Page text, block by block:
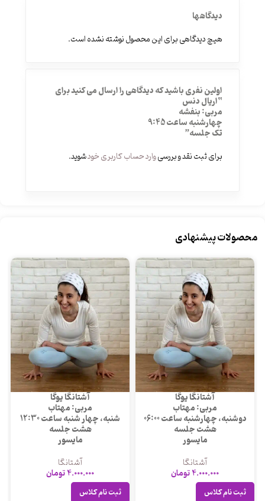
دیدگاهها
هیچ دیدگاهی برای این محصول نوشته نشده است.
اولین نفری باشید که دیدگاهی را ارسال می کنید برای
“اریال دنس
مربی: بنفشه
چهارشنبه ساعت 9:45
تک جلسه”
برای ثبت نقد و بررسیوارد حساب کاربری خودشوید.
محصولات پیشنهادی
آشتانگا یوگا
مربی: مهتاب
دوشنبه، چهارشنبه ساعت 06:00
هشت جلسه
مایسور
آشتانگا
4.000.000تومان
ثبت نام کلاس
آشتانگا یوگا
مربی: مهتاب
شنبه، چهار شنبه ساعت 12:30
هشت جلسه
مایسور
آشتانگا
4.000.000تومان
ثبت نام کلاس